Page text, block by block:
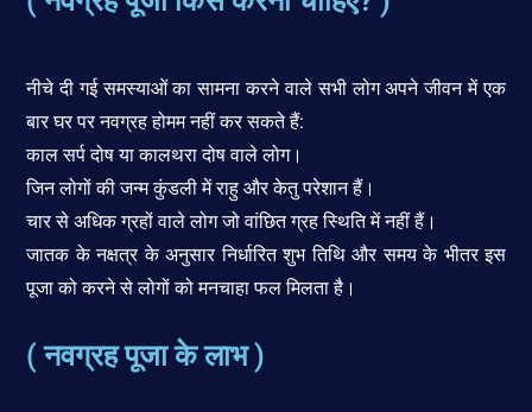
नीचे दी गई समस्याओं का सामना करने वाले सभी लोग अपने जीवन में एक
बार घर पर नवग्रह होमम नहीं कर सकते हैं:
काल सर्प दोष या कालथरा दोष वाले लोग।
जिन लोगों की जन्म कुंडली में राहु और केतु परेशान हैं।
चार से अधिक ग्रहों वाले लोग जो वांछित ग्रह स्थिति में नहीं हैं।
जातक के नक्षत्र के अनुसार निर्धारित शुभ तिथि और समय के भीतर इस
पूजा को करने से लोगों को मनचाहा फल मिलता है।
( नवग्रह पूजा के लाभ )